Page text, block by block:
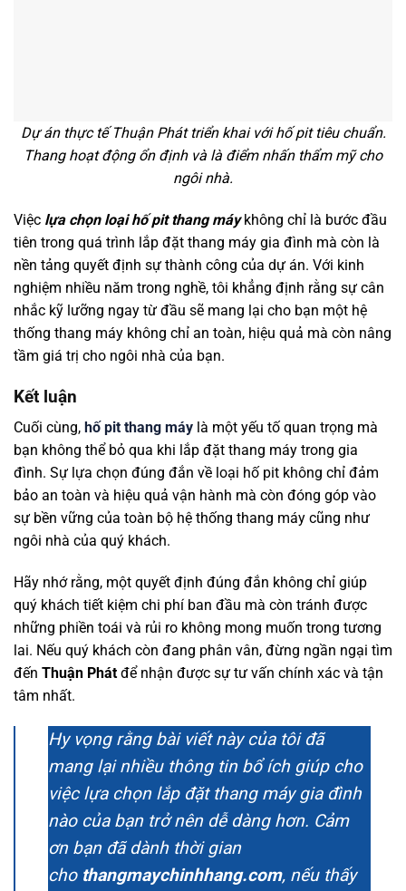
Dự án thực tế Thuận Phát triển khai với hố pit tiêu chuẩn.
Thang hoạt động ổn định và là điểm nhấn thẩm mỹ cho
ngôi nhà.
Việc lựa chọn loại hố pit thang máykhông chỉ là bước đầu
tiên trong quá trình lắp đặt thang máy gia đình mà còn là
nền tảng quyết định sự thành công của dự án. Với kinh
nghiệm nhiều năm trong nghề, tôi khẳng định rằng sự cân
nhắc kỹ lưỡng ngay từ đầu sẽ mang lại cho bạn một hệ
thống thang máy không chỉ an toàn, hiệu quả mà còn nâng
tầm giá trị cho ngôi nhà của bạn.
Kết luận
Cuối cùng, hố pit thang máy là một yếu tố quan trọng mà
bạn không thể bỏ qua khi lắp đặt thang máy trong gia
đình. Sự lựa chọn đúng đắn về loại hố pit không chỉ đảm
bảo an toàn và hiệu quả vận hành mà còn đóng góp vào
sự bền vững của toàn bộ hệ thống thang máy cũng như
ngôi nhà của quý khách.
Hãy nhớ rằng, một quyết định đúng đắn không chỉ giúp
quý khách tiết kiệm chi phí ban đầu mà còn tránh được
những phiền toái và rủi ro không mong muốn trong tương
lai. Nếu quý khách còn đang phân vân, đừng ngần ngại tìm
đến Thuận Phát để nhận được sự tư vấn chính xác và tận
tâm nhất.
Hy vọng rằng bài viết này của tôi đã
mang lại nhiều thông tin bổ ích giúp cho
việc lựa chọn lắp đặt thang máy gia đình
nào của bạn trở nên dễ dàng hơn. Cảm
ơn bạn đã dành thời gian
cho thangmaychinhhang.com, nếu thấy